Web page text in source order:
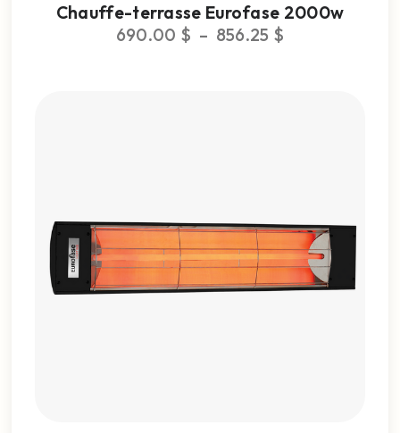
Chauffe-terrasse Eurofase 2000w
690.00 $ – 856.25 $